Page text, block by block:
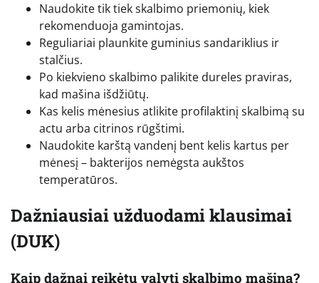
Naudokite tik tiek skalbimo priemonių, kiek
rekomenduoja gamintojas.
Reguliariai plaunkite guminius sandariklius ir
stalčius.
Po kiekvieno skalbimo palikite dureles praviras,
kad mašina išdžiūtų.
Kas kelis mėnesius atlikite profilaktinį skalbimą su
actu arba citrinos rūgštimi.
Naudokite karštą vandenį bent kelis kartus per
mėnesį – bakterijos nemėgsta aukštos
temperatūros.
Dažniausiai užduodami klausimai
(DUK)
Kaip dažnai reikėtų valyti skalbimo mašiną?